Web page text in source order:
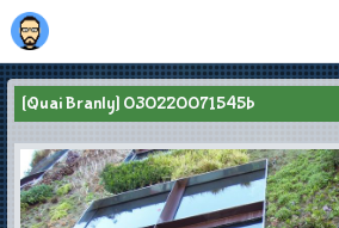
[Quai Branly] 030220071545b